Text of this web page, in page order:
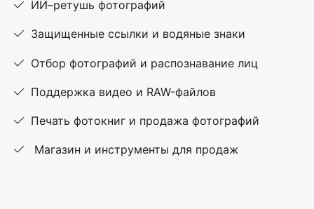
ИИ–ретушь фотографий
Защищенные ссылки и водяные знаки
Отбор фотографий и распознавание лиц
Поддержка видео и RAW-файлов
Печать фотокниг и продажа фотографий
Магазин и инструменты для продаж